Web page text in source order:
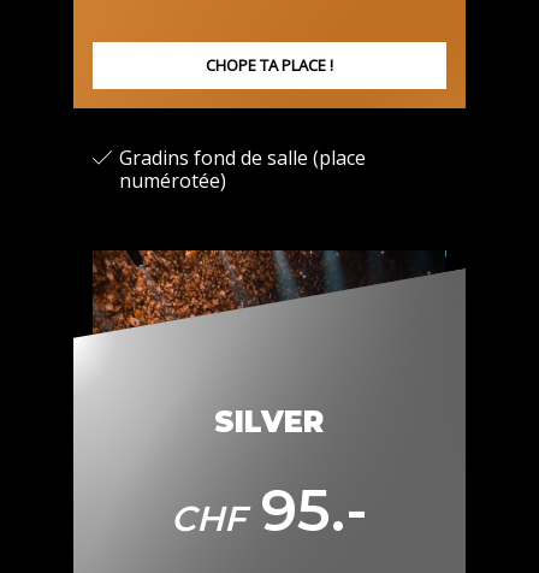
CHOPE TA PLACE !
Gradins fond de salle (place
numérotée)
SILVER
CHF95.-